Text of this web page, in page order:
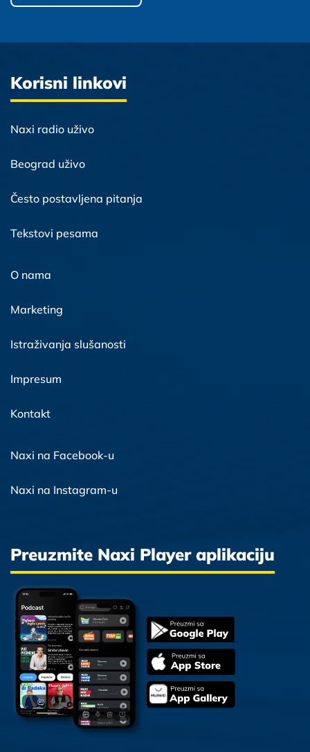
Korisni linkovi
Naxi radio uživo
Beograd uživo
Često postavljena pitanja
Tekstovi pesama
O nama
Marketing
Istraživanja slušanosti
Impresum
Kontakt
Naxi na Facebook-u
Naxi na Instagram-u
Preuzmite Naxi Player aplikaciju